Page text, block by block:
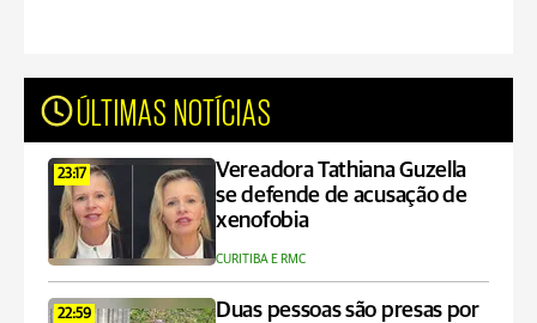
ÚLTIMAS NOTÍCIAS
23:17
Vereadora Tathiana Guzella
se defende de acusação de
xenofobia
CURITIBA E RMC
22:59
Duas pessoas são presas por